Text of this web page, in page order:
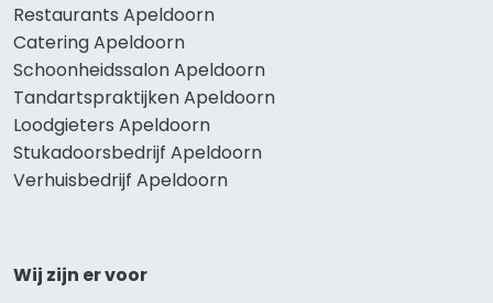
Restaurants Apeldoorn
Catering Apeldoorn
Schoonheidssalon Apeldoorn
Tandartspraktijken Apeldoorn
Loodgieters Apeldoorn
Stukadoorsbedrijf Apeldoorn
Verhuisbedrijf Apeldoorn
Wij zijn er voor